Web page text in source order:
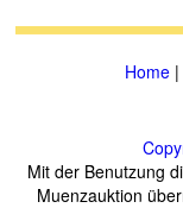
Home |
Mit der Benutzung
Muenzauktion